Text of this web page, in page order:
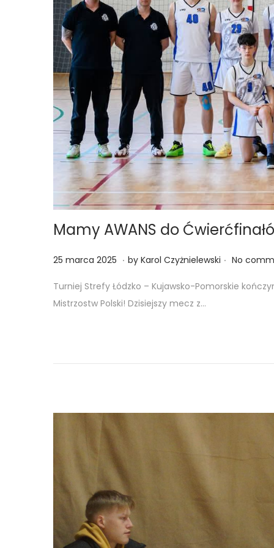
Mamy AWANS do
Posted on
25 marca 2025 2
m
a
2
. by Karol Czyżnielewski . No
Turniej Strefy Łódzko – Kujawsko-Pomorskie
Mistrzostw Polski! Dzisiejszy mecz z…